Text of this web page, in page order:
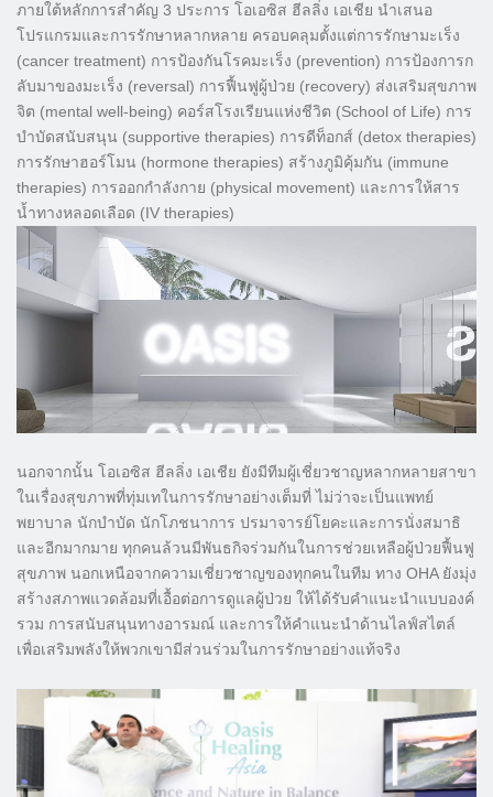
ภายใต้หลักการสำคัญ 3 ประการ โอเอซิส ฮีลลิ่ง เอเชีย นำเสนอ
โปรแกรมและการรักษาหลากหลาย ครอบคลุมตั้งแต่การรักษามะเร็ง
(cancer treatment) การป้องกันโรคมะเร็ง (prevention) การป้องการก
ลับมาของมะเร็ง (reversal) การฟื้นฟูผู้ป่วย (recovery) ส่งเสริมสุขภาพ
จิต (mental well-being) คอร์สโรงเรียนแห่งชีวิต (School of Life) การ
บำบัดสนับสนุน (supportive therapies) การดีท็อกส์ (detox therapies)
การรักษาฮอร์โมน (hormone therapies) สร้างภูมิคุ้มกัน (immune
therapies) การออกกำลังกาย (physical movement) และการให้สาร
น้ำทางหลอดเลือด (IV therapies)
นอกจากนั้น โอเอซิส ฮีลลิ่ง เอเชีย ยังมีทีมผู้เชี่ยวชาญหลากหลายสาขา
ในเรื่องสุขภาพที่ทุ่มเทในการรักษาอย่างเต็มที่ ไม่ว่าจะเป็นแพทย์
พยาบาล นักบำบัด นักโภชนาการ ปรมาจารย์โยคะและการนั่งสมาธิ
และอีกมากมาย ทุกคนล้วนมีพันธกิจร่วมกันในการช่วยเหลือผู้ป่วยฟื้นฟู
สุขภาพ นอกเหนือจากความเชี่ยวชาญของทุกคนในทีม ทาง OHA ยังมุ่ง
สร้างสภาพแวดล้อมที่เอื้อต่อการดูแลผู้ป่วย ให้ได้รับคำแนะนำแบบองค์
รวม การสนับสนุนทางอารมณ์ และการให้คำแนะนำด้านไลฟ์สไตล์
เพื่อเสริมพลังให้พวกเขามีส่วนร่วมในการรักษาอย่างแท้จริง